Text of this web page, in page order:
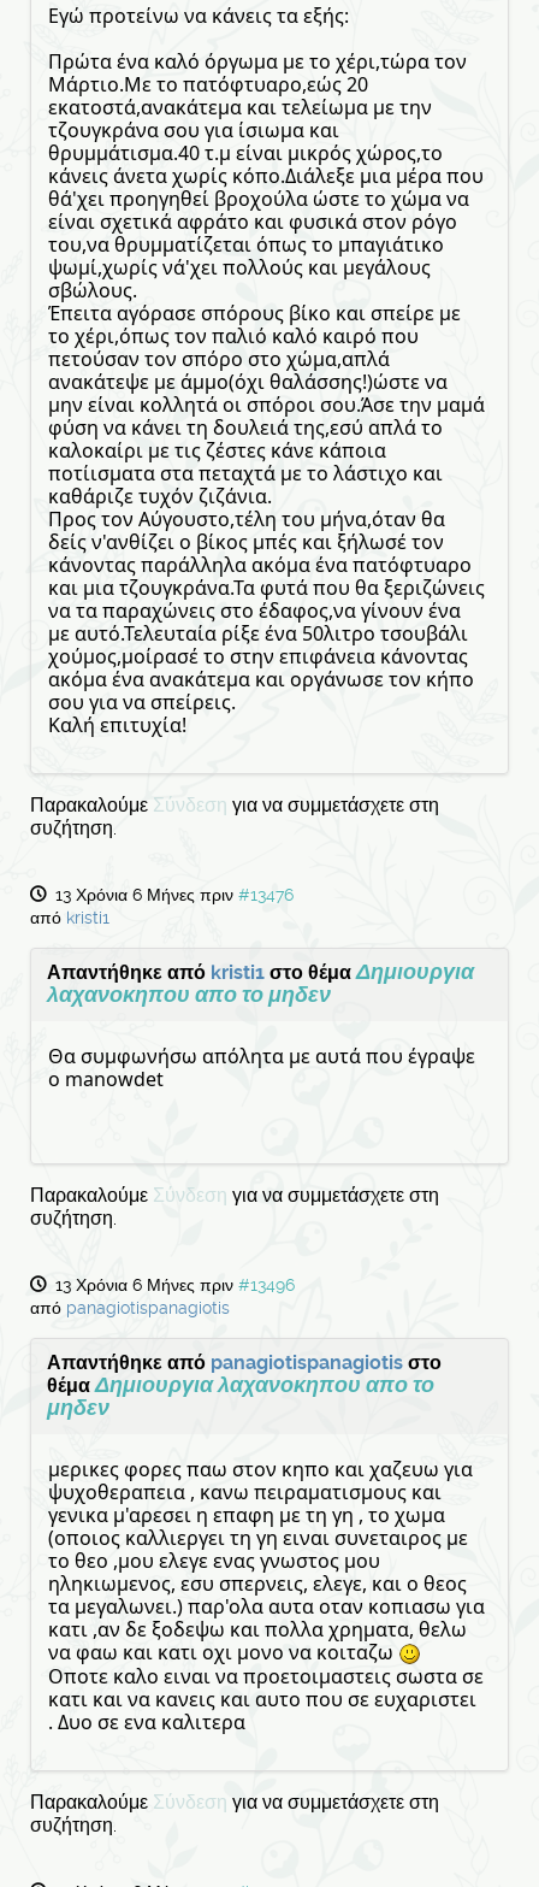
Εγώ προτείνω να κάνεις τα εξής:
Πρώτα ένα καλό όργωμα με το χέρι,τώρα τον
Μάρτιο.Με το πατόφτυαρο,εώς 20
εκατοστά,ανακάτεμα και τελείωμα με την
τζουγκράνα σου για ίσιωμα και
θρυμμάτισμα.40 τ.μ είναι μικρός χώρος,το
κάνεις άνετα χωρίς κόπο.Διάλεξε μια μέρα που
θά'χει προηγηθεί βροχούλα ώστε το χώμα να
είναι σχετικά αφράτο και φυσικά στον ρόγο
του,να θρυμματίζεται όπως το μπαγιάτικο
ψωμί,χωρίς νά'χει πολλούς και μεγάλους
σβώλους.
Έπειτα αγόρασε σπόρους βίκο και σπείρε με
το χέρι,όπως τον παλιό καλό καιρό που
πετούσαν τον σπόρο στο χώμα,απλά
ανακάτεψε με άμμο(όχι θαλάσσης!)ώστε να
μην είναι κολλητά οι σπόροι σου.Άσε την μαμά
φύση να κάνει τη δουλειά της,εσύ απλά το
καλοκαίρι με τις ζέστες κάνε κάποια
ποτίισματα στα πεταχτά με το λάστιχο και
καθάριζε τυχόν ζιζάνια.
Προς τον Αύγουστο,τέλη του μήνα,όταν θα
δείς ν'ανθίζει ο βίκος μπές και ξήλωσέ τον
κάνοντας παράλληλα ακόμα ένα πατόφτυαρο
και μια τζουγκράνα.Τα φυτά που θα ξεριζώνεις
να τα παραχώνεις στο έδαφος,να γίνουν ένα
με αυτό.Τελευταία ρίξε ένα 50λιτρο τσουβάλι
χούμος,μοίρασέ το στην επιφάνεια κάνοντας
ακόμα ένα ανακάτεμα και οργάνωσε τον κήπο
σου για να σπείρεις.
Καλή επιτυχία!
Παρακαλούμε Σύνδεση για να συμμετάσχετε στη
συζήτηση.
13 Χρόνια 6 Μήνες πριν #13476
από kristi1
Απαντήθηκε από kristi1 στο θέμαΔημιουργια
λαχανοκηπου απο το μηδεν
Θα συμφωνήσω απόλητα με αυτά που έγραψε
ο manowdet
Παρακαλούμε Σύνδεση για να συμμετάσχετε στη
συζήτηση.
13 Χρόνια 6 Μήνες πριν #13496
από panagiotispanagiotis
Απαντήθηκε από panagiotispanagiotis στο
θέμαΔημιουργια λαχανοκηπου απο το
μηδεν
μερικες φορες παω στον κηπο και χαζευω για
ψυχοθεραπεια , κανω πειραματισμους και
γενικα μ'αρεσει η επαφη με τη γη , το χωμα
(οποιος καλλιεργει τη γη ειναι συνεταιρος με
το θεο ,μου ελεγε ενας γνωστος μου
ηληκιωμενος, εσυ σπερνεις, ελεγε, και ο θεος
τα μεγαλωνει.) παρ'ολα αυτα οταν κοπιασω για
κατι ,αν δε ξοδεψω και πολλα χρηματα, θελω
να φαω και κατι οχι μονο να κοιταζω
Οποτε καλο ειναι να προετοιμαστεις σωστα σε
κατι και να κανεις και αυτο που σε ευχαριστει
. Δυο σε ενα καλιτερα
Παρακαλούμε Σύνδεση για να συμμετάσχετε στη
συζήτηση.